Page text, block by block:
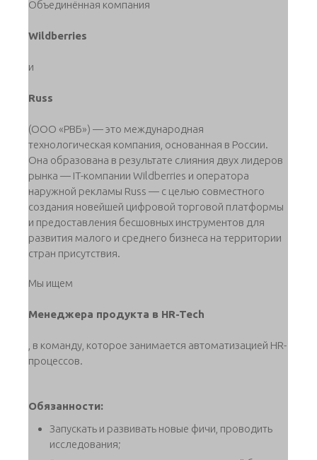
Объединённая компания
Wildberries
и
Russ
(ООО «РВБ») — это международная
технологическая компания, основанная в России.
Она образована в результате слияния двух лидеров
рынка — IT-компании Wildberries и оператора
наружной рекламы Russ — с целью совместного
создания новейшей цифровой торговой платформы
и предоставления бесшовных инструментов для
развития малого и среднего бизнеса на территории
стран присутствия.
Мы ищем
Менеджера продукта в HR-Tech
, в команду, которое занимается автоматизацией HR-
процессов.
Обязанности:
Запускать и развивать новые фичи, проводить
исследования;